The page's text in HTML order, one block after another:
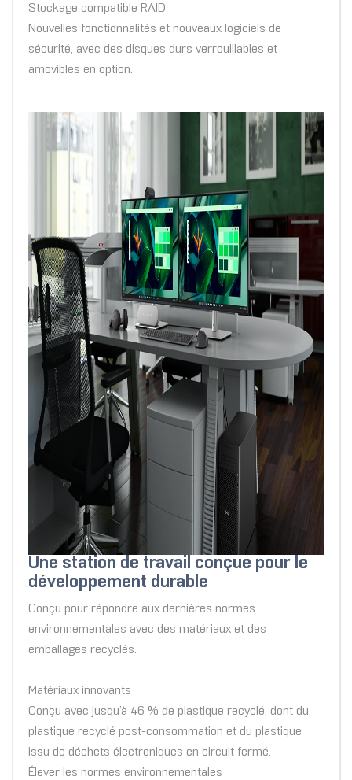
Stockage compatible RAID
Nouvelles fonctionnalités et nouveaux logiciels de
sécurité, avec des disques durs verrouillables et
amovibles en option.
Une station de travail conçue pour le
développement durable
Conçu pour répondre aux dernières normes
environnementales avec des matériaux et des
emballages recyclés.
Matériaux innovants
Conçu avec jusqu’à 46 % de plastique recyclé, dont du
plastique recyclé post-consommation et du plastique
issu de déchets électroniques en circuit fermé.
Élever les normes environnementales